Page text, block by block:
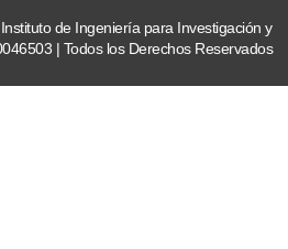
de Ingeniería para Investigación y
| Todos los Derechos Reservados